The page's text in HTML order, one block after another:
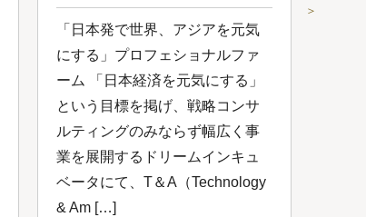
「日本発で世界、アジアを元気
にする」プロフェショナルファ
ーム 「日本経済を元気にする」
という目標を掲げ、戦略コンサ
ルティングのみならず幅広く事
業を展開するドリームインキュ
ベータにて、T＆A（Technology
& Am […]
＞